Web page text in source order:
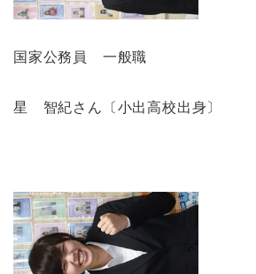
国家公務員 一般職
星 智紀さん〔小出高校出身〕